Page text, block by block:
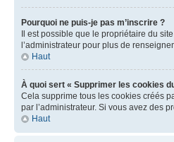
Pourquoi ne puis-je pas m’inscrire ?
Il est possible que le propriétaire du
l’administrateur pour plus de
Haut
À quoi sert « Supprimer les cookies
Cela supprime tous les cookies créés
par l’administrateur. Si vous avez des
Haut